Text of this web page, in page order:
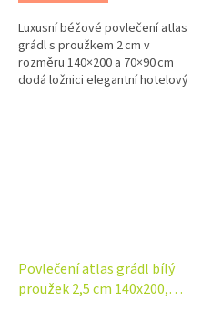
Luxusní béžové povlečení atlas
grádl s proužkem 2 cm v
rozměru 140×200 a 70×90 cm
dodá ložnici elegantní hotelový
vzhled. 100% bavlna s jemným
Povlečení atlas grádl bílý
proužek 2,5 cm 140x200,